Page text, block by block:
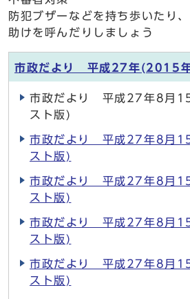
防犯ブザーなどを持ち歩いたり
助けを呼んだりしましょう
市政だより 平成27年(2015
市政だより 平成27年8月
スト版)
市政だより 平成27年8月
スト版)
市政だより 平成27年8月
スト版)
市政だより 平成27年8月
スト版)
市政だより 平成27年8月
スト版)